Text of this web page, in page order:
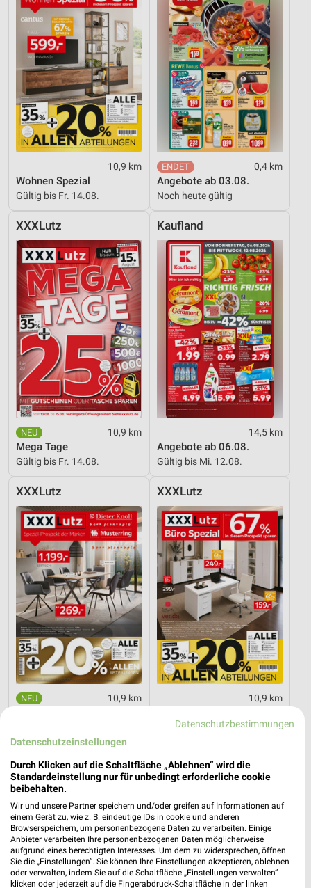
10,9 km
Wohnen Spezial
Gültig bis Fr. 14.08.
0,4 km
Angebote ab 03.08.
Noch heute gültig
XXXLutz
10,9 km
Mega Tage
Gültig bis Fr. 14.08.
Kaufland
14,5 km
Angebote ab 06.08.
Gültig bis Mi. 12.08.
XXXLutz
10,9 km
XXXLutz
10,9 km
Gültig bis Fr. 14.08.
Datenschutzbestimmungen
Datenschutzeinstellungen
Durch Klicken auf die Schaltfläche „Ablehnen“ wird die
Standardeinstellung nur für unbedingt erforderliche cookie
beibehalten.
Wir und unsere Partner speichern und/oder greifen auf Informationen auf
einem Gerät zu, wie z. B. eindeutige IDs in cookie und anderen
Browserspeichern, um personenbezogene Daten zu verarbeiten. Einige
Anbieter verarbeiten Ihre personenbezogenen Daten möglicherweise
aufgrund eines berechtigten Interesses. Um dem zu widersprechen, öffnen
Sie die „Einstellungen“. Sie können Ihre Einstellungen akzeptieren, ablehnen
oder verwalten, indem Sie auf die Schaltfläche „Einstellungen verwalten“
klicken oder jederzeit auf die Fingerabdruck-Schaltfläche in der linken